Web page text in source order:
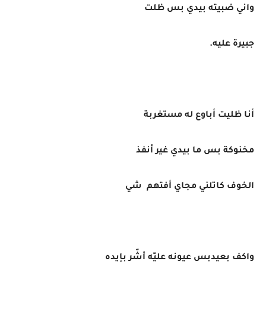
واني ضبيته بيدي بس ظلت
جبيرة عليه.
أنا ظليت أباوع له مستغربة
مخنوكة بس ما بيدي غير أنفذ
الخوف كاتلني مجاي أفتهم شي
واكف بعيدبس عيونه عليّه أشّر بإيده